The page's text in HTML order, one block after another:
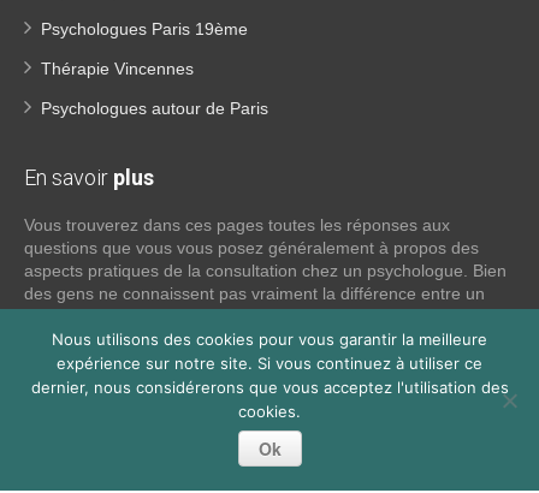
Psychologues Paris 19ème
Thérapie Vincennes
Psychologues autour de Paris
En savoir plus
Vous trouverez dans ces pages toutes les réponses aux
questions que vous vous posez généralement à propos des
aspects pratiques de la consultation chez un psychologue. Bien
des gens ne connaissent pas vraiment la différence entre un
votre cas, voici quelques définitions qui devraient clarifier les
choses, n’hésitez pas à nous contacter:
Lire la suite
Nous utilisons des cookies pour vous garantir la meilleure
expérience sur notre site. Si vous continuez à utiliser ce
dernier, nous considérerons que vous acceptez l'utilisation des
cookies.
Ok